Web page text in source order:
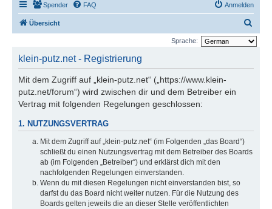
Spender FAQ Anmelden
Übersicht
u
Sprache:
klein-putz.net - Registrierung
Mit dem Zugriff auf „klein-putz.net“ („https://www.klein-
putz.net/forum“) wird zwischen dir und dem Betreiber ein
Vertrag mit folgenden Regelungen geschlossen:
1. NUTZUNGSVERTRAG
Mit dem Zugriff auf „klein-putz.net“ (im Folgenden „das Board“)
schließt du einen Nutzungsvertrag mit dem Betreiber des Boards
ab (im Folgenden „Betreiber“) und erklärst dich mit den
nachfolgenden Regelungen einverstanden.
Wenn du mit diesen Regelungen nicht einverstanden bist, so
darfst du das Board nicht weiter nutzen. Für die Nutzung des
Boards gelten jeweils die an dieser Stelle veröffentlichten